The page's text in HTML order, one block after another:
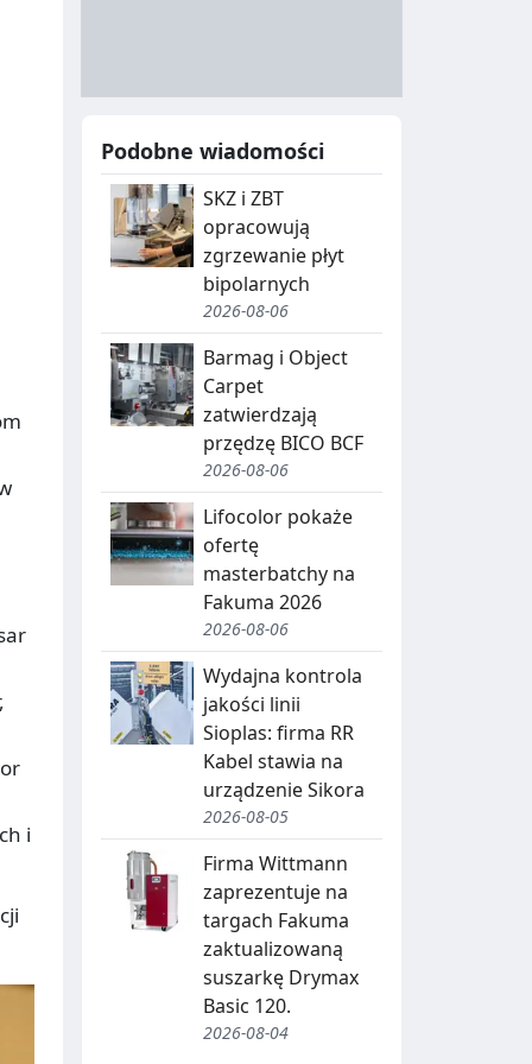
i
I
E
,
R
G
C
A
R
C
U
C
JPodobne wiadomości
SKZ i ZBT
opracowują
zgrzewanie płyt
bipolarnych
2026-08-06
Barmag i Object
Carpet
zatwierdzają
przędzę BICO BCF
2026-08-06
Lifocolor pokaże
ofertę
masterbatchy na
Fakuma 2026
2026-08-06
Wydajna kontrola
jakości linii
Sioplas: firma RR
Kabel stawia na
urządzenie Sikora
2026-08-05
Firma Wittmann
zaprezentuje na
targach Fakuma
zaktualizowaną
suszarkę Drymax
Basic 120.
2026-08-04